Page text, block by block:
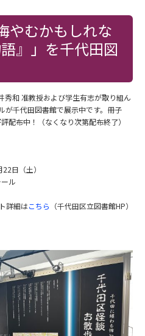
やむかもしれな
』」を千代田図
秀和 准教授および学生有志が取り組ん
が千代田図書館で展示中です。冊子
配布中！（なくなり次第配布終了）
日（土）
ル
詳細はこちら （千代田区立図書館HP）